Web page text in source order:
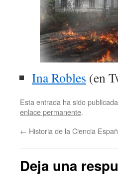
Ina Robles (en
Esta entrada ha sido
enlace permanente.
← Historia de la Ciencia
Deja una